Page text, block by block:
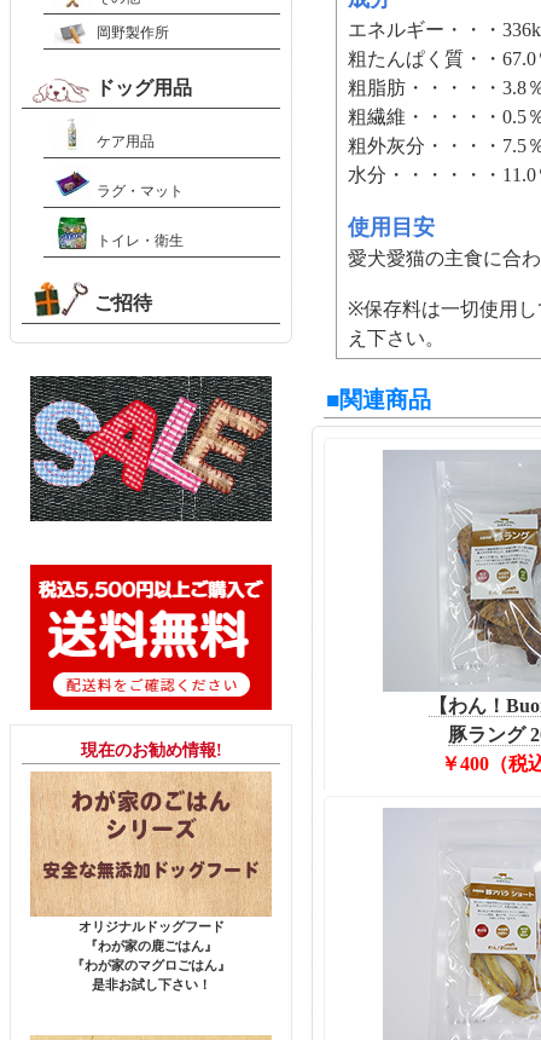
エネルギー・・・
粗たんぱく質・・
粗脂肪・・・・・3.8
粗繊維・・・・・0.5
粗外灰分・・・・7.5
水分・・・・・・
使用目安
愛犬愛猫の主食に合
※保存料は一切使用
え下さい。
■関連商品
【わん！
豚ラング
￥400（税
岡野製作所
ドッグ用品
ケア用品
ラグ・マット
トイレ・衛生
ご招待
現在のお勧め情報!
オリジナルドッグフード
『わが家の鹿ごはん』
『わが家のマグロごはん』
是非お試し下さい！